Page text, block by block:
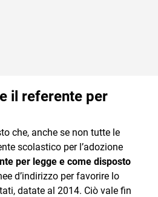
il referente per
che, anche se non tutte le
scolastico per l’adozione
per legge e come disposto
d’indirizzo per favorire lo
datate al 2014. Ciò vale fin